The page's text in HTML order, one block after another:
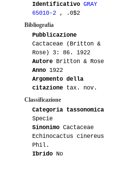
02-2012 Vichy320
01-2012 Vichy320
01-2011 Big-star
01-2011 Big-star
01-2011
01-2011
Identificativo GRAY
65010-2
, .0$2
Bibliografia
Pubblicazione
Cactaceae (Britton &
Rose) 3: 86. 1922
Autore Britton & Rose
Anno 1922
Argomento della
citazione tax. nov.
Classificazione
Categoria tassonomica
Specie
Sinonimo Cactaceae
Echinocactus cinereus
Phil.
Ibrido No